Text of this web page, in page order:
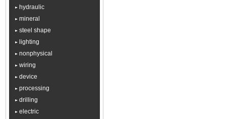
hydraulic
mineral
steel shape
lighting
nonphysical
wiring
device
processing
drilling
electric